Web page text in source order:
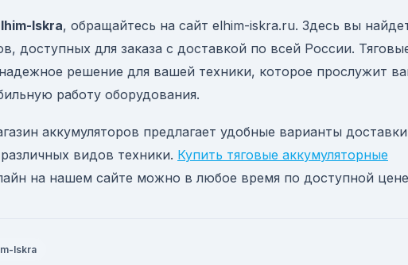
Iskra, обращайтесь на сайт elhim-iskra.ru. Здесь вы
доступных для заказа с доставкой по всей России.
решение для вашей техники, которое прослужит
работу оборудования.
аккумуляторов предлагает удобные варианты
видов техники. Купить тяговые аккумуляторные
на нашем сайте можно в любое время по доступной
Iskra